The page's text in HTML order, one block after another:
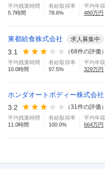
平均残業時間
5.7時間
有給取得率
78.6%
平均年収
480万円
東都給食株式会社 求人募集中
3.1 （68件の評価）
平均残業時間
10.0時間
有給取得率
97.5%
平均年収
329万円
ホンダオートボディー株式会社
3.2
（31件の評価）
平均残業時間
11.0時間
有給取得率
100.0%
平均年収
664万円